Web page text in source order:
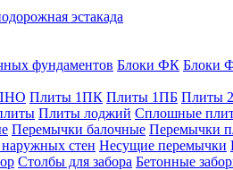
эстакада
фундаментов Блоки ФК Блоки
Плиты 1ПК Плиты 1ПБ Плиты
Плиты лоджий Сплошные
Перемычки балочные Перемычки
стен Несущие перемычки
Столбы для забора Бетонные